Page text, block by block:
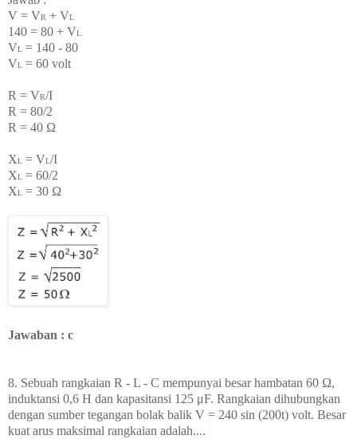
V = VR + VL
140 = 80 + VL
VL = 140 - 80
VL = 60 volt
R = VR/I
R = 80/2
R = 40 Ω
XL = VL/I
XL = 60/2
XL = 30 Ω
Jawaban : c
8. Sebuah rangkaian R - L - C mempunyai besar hambatan 60 Ω,
induktansi 0,6 H dan kapasitansi 125 μF. Rangkaian dihubungkan
dengan sumber tegangan bolak balik V = 240 sin (200t) volt. Besar
kuat arus maksimal rangkaian adalah....